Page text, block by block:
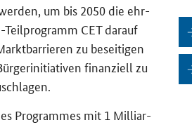
um bis 2050 die ehr­
-​Teilprogramm CET dar­auf
zu be­sei­ti­gen
fi­nan­zi­ell zu
Pro­gram­mes mit 1 Mil­li­ar­